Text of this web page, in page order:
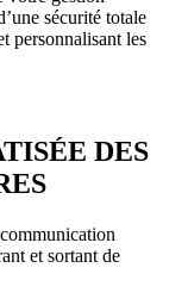
sécurité totale
personnalisant les
ÉE DES
et sortant de